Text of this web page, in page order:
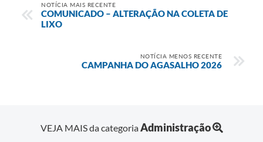
NOTÍCIA MAIS RECENTE
COMUNICADO – ALTERAÇÃO NA COLETA DE
LIXO
NOTÍCIA MENOS RECENTE
CAMPANHA DO AGASALHO 2026
VEJA MAIS da categoriaAdministração